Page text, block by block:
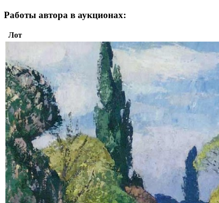
Работы автора в аукционах:
Лот